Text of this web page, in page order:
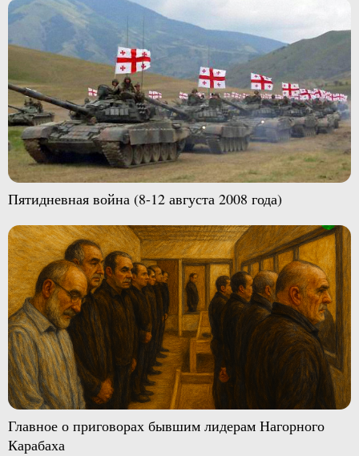
Пятидневная война (8-12 августа 2008 года)
Главное о приговорах бывшим лидерам Нагорного
Карабаха